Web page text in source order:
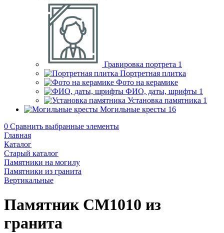
Гравировка портрета 1
Портретная плитка
Фото на керамике
ФИО, даты, шрифты 1
Установка памятника 1
Могильные кресты 16
0 Сравнить выбранные элементы
Главная
Каталог
Старый каталог
Памятники на могилу
Памятники из гранита
Вертикальные
Памятник CM1010 из
гранита